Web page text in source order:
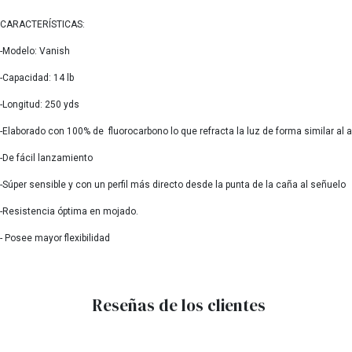
CARACTERÍSTICAS:
-Modelo: Vanish
-Capacidad: 14 lb
-Longitud: 250 yds
-Elaborado con 100% de fluorocarbono lo que refracta la luz de forma similar al
-De fácil lanzamiento
-Súper sensible y con un perfil más directo desde la punta de la caña al señuelo
-Resistencia óptima en mojado.
- Posee mayor flexibilidad
Reseñas de los clientes